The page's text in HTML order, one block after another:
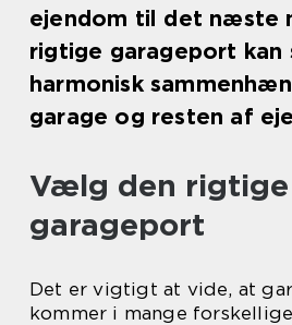
ejendom til det næste
rigtige garageport kan
harmonisk
garage og resten af
Vælg den
garageport
Det er vigtigt at vide, at
kommer i mange